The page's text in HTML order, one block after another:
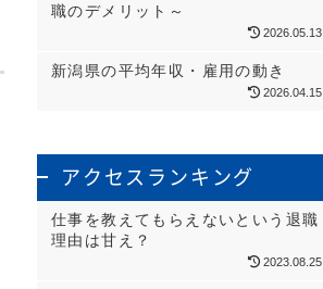
職のデメリット～
2026.05.13
新潟県の平均年収・雇用の動き
2026.04.15
アクセスランキング
仕事を教えてもらえないという退職
理由は甘え？
2023.08.25